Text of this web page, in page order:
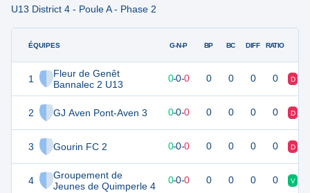
U13 District 4 - Poule A - Phase 2
ÉQUIPES
1
Fleur de Genêt
Bannalec 2 U13
2 GJ Aven Pont-Aven 3
3 Gourin FC 2
4
Groupement de
Jeunes de Quimperle 4
G-N-P BP BC DIFF RATIO
0-0-0 0 0 0 0 D
0 0 0-0-0 0 0 0 0 D
0-0-0 0 0 0 0 D
0-0-0 0 0 0 0 V